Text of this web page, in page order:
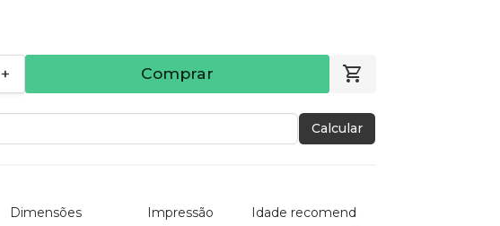
+ Comprar
Calcular
Dimensões Impressão Idade recomendada